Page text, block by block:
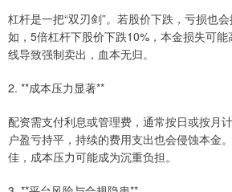
杠杆是一把“双刃剑”。若股价下跌，亏损也
如，5倍杠杆下股价下跌10%，本金损失可
线导致强制卖出，血本无归。
2. **成本压力显著**
配资需支付利息或管理费，通常按日或按月
户盈亏持平，持续的费用支出也会侵蚀本金
佳，成本压力可能成为沉重负担。